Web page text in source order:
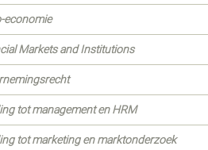
economie
Markets and Institutions
tot management en HRM
tot marketing en marktonderzoek